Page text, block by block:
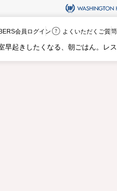
会員ログイン よくいただくご質問
早起きしたくなる、朝ごはん。 レ